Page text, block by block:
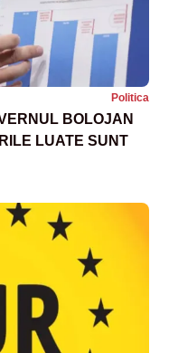
Politica
BOLOJAN
LUATE SUNT